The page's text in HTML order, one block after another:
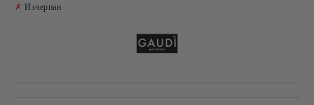
✗ Изчерпан